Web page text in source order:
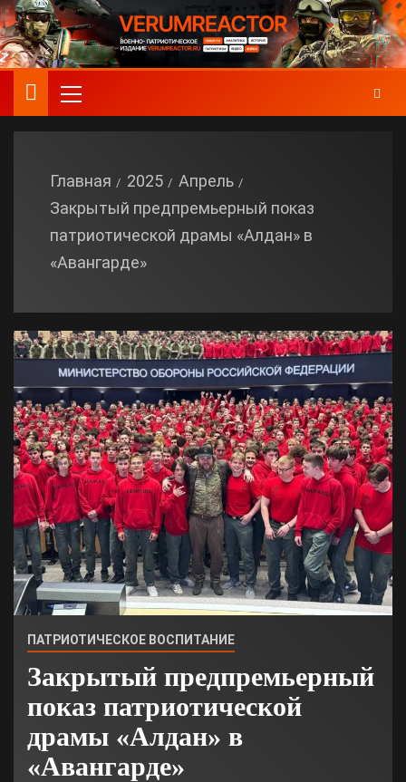
Главная 2025
Апрель
Закрытый предпремьерный показ
патриотической драмы «Алдан» в
«Авангарде»
ПАТРИОТИЧЕСКОЕ ВОСПИТАНИЕ
Закрытый предпремьерный
показ патриотической
драмы «Алдан» в
«Авангарде»